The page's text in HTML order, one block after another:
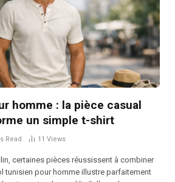
homme : la pièce casual
un simple t-shirt
Read 11 Views
certaines pièces réussissent à combiner
tunisien pour homme illustre parfaitement